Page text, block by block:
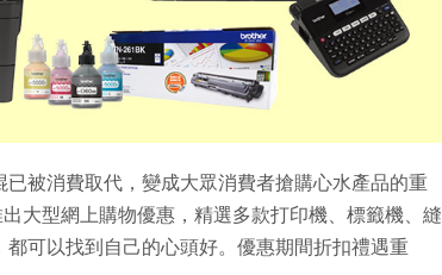
被消費取代，變成大眾消費者搶購心水產品的重
大型網上購物優惠，精選多款打印機、標籤機、縫
可以找到自己的心頭好。優惠期間折扣禮遇重